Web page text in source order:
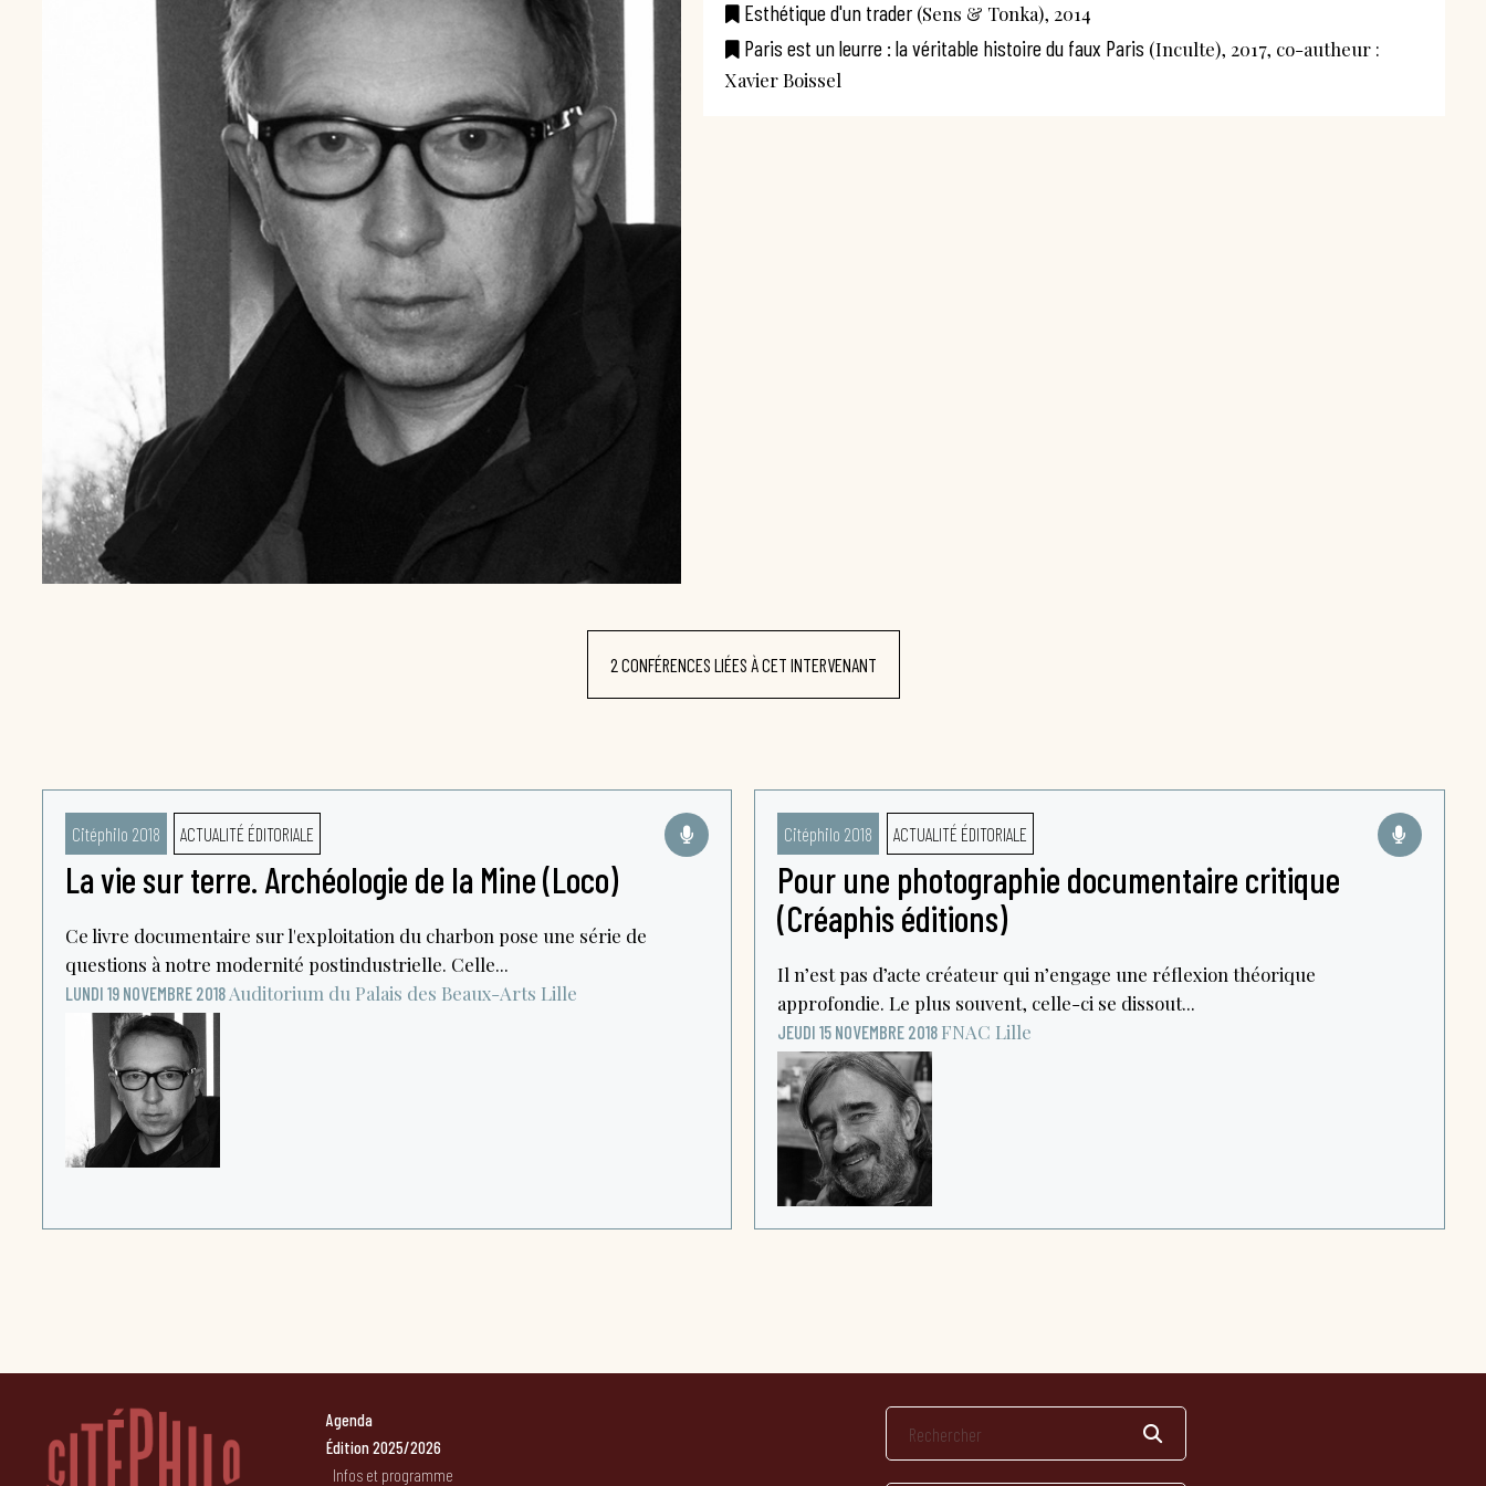
Esthétique d'un trader (Sens & Tonka), 2014
Paris est un leurre : la véritable histoire du faux Paris (Inculte), 2017, co-autheur :
Xavier Boissel
2 CONFÉRENCES LIÉES À CET INTERVENANT
Citéphilo 2018 ACTUALITÉ ÉDITORIALE
La vie sur terre. Archéologie de la Mine (Loco)
Ce livre documentaire sur l'exploitation du charbon pose une série de
questions à notre modernité postindustrielle. Celle...
LUNDI 19 NOVEMBRE 2018 Auditorium du Palais des Beaux-Arts Lille
Citéphilo 2018 ACTUALITÉ ÉDITORIALE
Pour une photographie documentaire critique
(Créaphis éditions)
Il n’est pas d’acte créateur qui n’engage une réflexion théorique
approfondie. Le plus souvent, celle-ci se dissout...
JEUDI 15 NOVEMBRE 2018 FNAC Lille
Agenda
Édition 2025/2026
Infos et programme